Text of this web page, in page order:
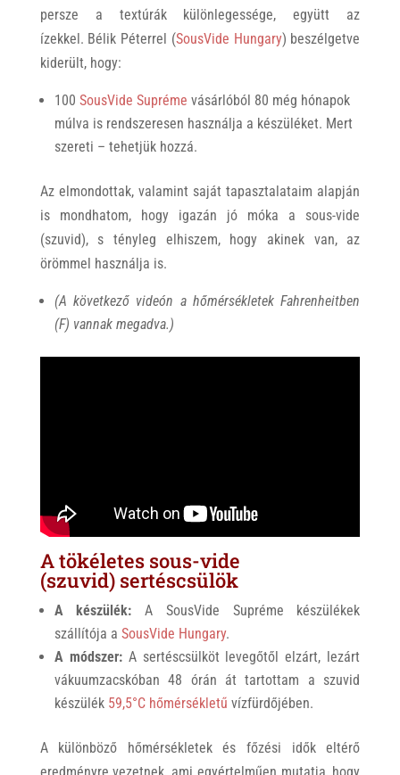
persze a textúrák különlegessége, együtt az
ízekkel. Bélik Péterrel (SousVide Hungary) beszélgetve
kiderült, hogy:
100 SousVide Supréme vásárlóból 80 még hónapok
múlva is rendszeresen használja a készüléket. Mert
szereti – tehetjük hozzá.
Az elmondottak, valamint saját tapasztalataim alapján
is mondhatom, hogy igazán jó móka a sous-vide
(szuvid), s tényleg elhiszem, hogy akinek van, az
örömmel használja is.
(A következő videón a hőmérsékletek Fahrenheitben
(F) vannak megadva.)
A tökéletes sous-vide
(szuvid) sertéscsülök
A készülék: A SousVide Supréme készülékek
szállítója a SousVide Hungary.
A módszer:A sertéscsülköt levegőtől elzárt, lezárt
vákuumzacskóban 48 órán át tartottam a szuvid
készülék 59,5°C hőmérsékletű vízfürdőjében.
A különböző hőmérsékletek és főzési idők eltérő
eredményre vezetnek, ami egyértelműen mutatja, hogy